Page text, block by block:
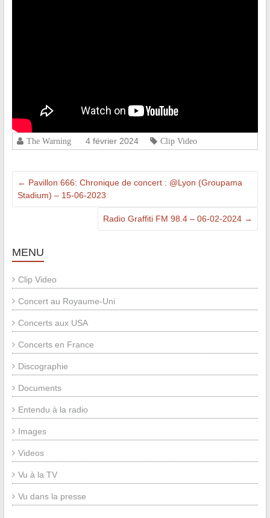
The Warning 4 février 2024 Clip Video
← Pavillon 666: Chronique de concert : @Lyon (Groupama
Stadium) – 15-06-2023
Radio Graffiti FM 98.4 – 06-02-2024 →
MENU
Clip Video
Concert au Royaume-Uni
Concerts aux USA
Concerts en France
Discographie
Documents
Entendu à la radio
Images
Videos
Vu à la TV
Vu dans la presse